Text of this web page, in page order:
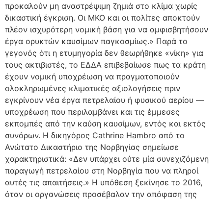
προκαλούν μη αναστρέψιμη ζημιά στο κλίμα χωρίς
δικαστική έγκριση. Οι ΜΚΟ και οι πολίτες αποκτούν
πλέον ισχυρότερη νομική βάση για να αμφισβητήσουν
έργα ορυκτών καυσίμων παγκοσμίως.» Παρά το
γεγονός ότι η ετυμηγορία δεν θεωρήθηκε «νίκη» για
τους ακτιβιστές, το ΕΔΔΑ επιβεβαίωσε πως τα κράτη
έχουν νομική υποχρέωση να πραγματοποιούν
ολοκληρωμένες κλιματικές αξιολογήσεις πριν
εγκρίνουν νέα έργα πετρελαίου ή φυσικού αερίου —
υποχρέωση που περιλαμβάνει και τις έμμεσες
εκπομπές από την καύση καυσίμων, εντός και εκτός
συνόρων. Η δικηγόρος Cathrine Hambro από το
Ανώτατο Δικαστήριο της Νορβηγίας σημείωσε
χαρακτηριστικά: «Δεν υπάρχει ούτε μία συνεχιζόμενη
παραγωγή πετρελαίου στη Νορβηγία που να πληροί
αυτές τις απαιτήσεις.» Η υπόθεση ξεκίνησε το 2016,
όταν οι οργανώσεις προσέβαλαν την απόφαση της